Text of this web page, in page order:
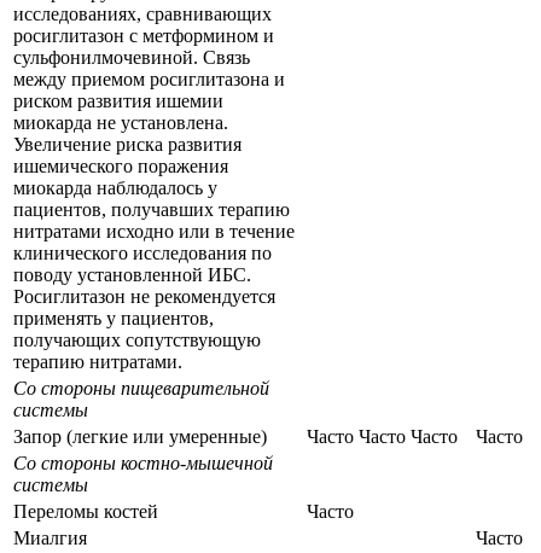
исследованиях, сравнивающих
росиглитазон с метформином и
сульфонилмочевиной. Связь
между приемом росиглитазона и
риском развития ишемии
миокарда не установлена.
Увеличение риска развития
ишемического поражения
миокарда наблюдалось у
пациентов, получавших терапию
нитратами исходно или в течение
клинического исследования по
поводу установленной ИБС.
Росиглитазон не рекомендуется
применять у пациентов,
получающих сопутствующую
терапию нитратами.
Со стороны пищеварительной
системы
Запор (легкие или умеренные)
Часто Часто Часто
Часто
Со стороны костно-мышечной
системы
Переломы костей
Часто
Миалгия
Часто